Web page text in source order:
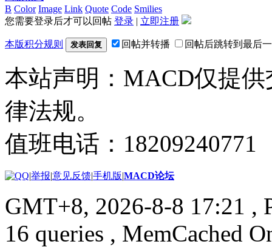
B Color Image Link Quote Code Smilies
您需要登录后才可以回帖 登录 | 立即注册
本版积分规则 发表回复 回帖并转播 回帖后跳转到最后
本站声明：MACD仅提
律法规。
值班电话：
|举报|意见反馈|手机版|MACD论坛
GMT+8, 2026-8-8 17:21 ,
16 queries , MemCached